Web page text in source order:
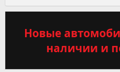
Новые
наличии и